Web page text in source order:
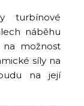
turbínové
náběhu
možnost
síly na
na její